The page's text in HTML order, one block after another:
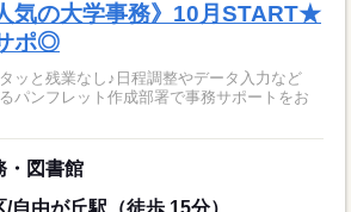
気の大学事務》10月START★
ポ◎
と残業なし♪日程調整やデータ入力など
パンフレット作成部署で事務サポートをお
・図書館